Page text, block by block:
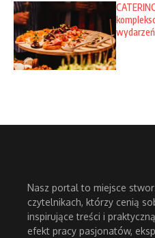
wydarzeń
Nasz portal to miejsce
czytelnikach, którzy cenią
inspirujące treści i
efekt pracy pasjonatów,